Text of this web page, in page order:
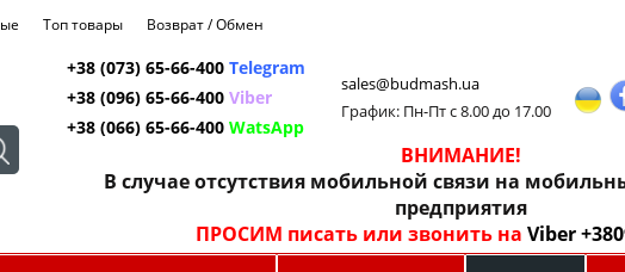
Топ товары Возврат / Обмен
+38 (073) 65-66-400 Telegram
+38 (096) 65-66-400 Viber
+38 (066) 65-66-400 WatsApp
sales@budmash.ua
График: Пн-Пт с 8.00 до 17.00
ВНИМАНИЕ!
В случае отсутствия мобильной связи на
предприятия
ПРОСИМ писать или звонить наViber